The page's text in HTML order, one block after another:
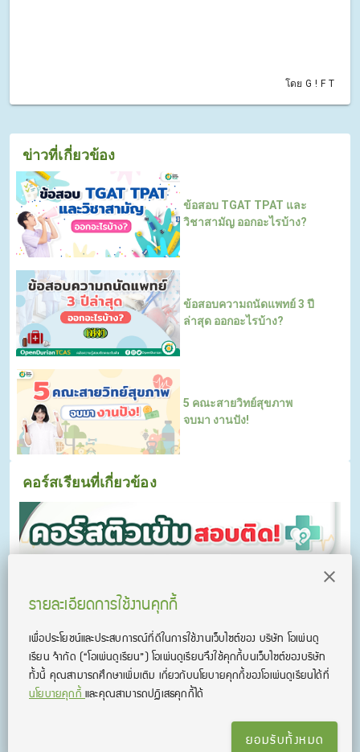
โดย G ! F T
ข่าวที่เกี่ยวข้อง
ข้อสอบ TGAT TPAT และ
วิชาสามัญ ออกอะไรบ้าง?
ข้อสอบความถนัดแพทย์ 3 ปี
ล่าสุด ออกอะไรบ้าง?
5 คณะสายวิทย์สุขภาพ
จบมา งานปัง!
คอร์สเรียนที่เกี่ยวข้อง
คอร์สติวเข้ม สอบติด พยาบาล เทคนิคการแพทย์ สาธาฯ
รายละเอียดการใช้งานคุกกี้
เพื่อประโยชน์และประสบการณ์ที่ดีในการใช้งานเว็บไซต์ของ บริษัท โอเพ่นดู
เรียน จํากัด (“โอเพ่นดูเรียน”)โอเพ่นดูเรียนจึงใช้คุกกี้บนเว็บไซต์ของบริษัท
ทั้งนี้ คุณสามารถศึกษาเพิ่มเติม เกี่ยวกับนโยบายคุกกี้ของโอเพ่นดูเรียนได้ที่
นโยบายคุกกี้และคุณสามารถปฏิเสธคุกกี้ได้
ยอมรับทั้งหมด